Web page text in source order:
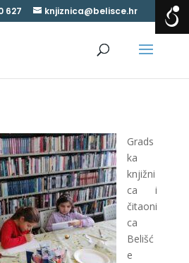
627 knjiznica@belisce.hr
Grads
ka
knjižni
ca i
čitaoni
ca
Belišć
e